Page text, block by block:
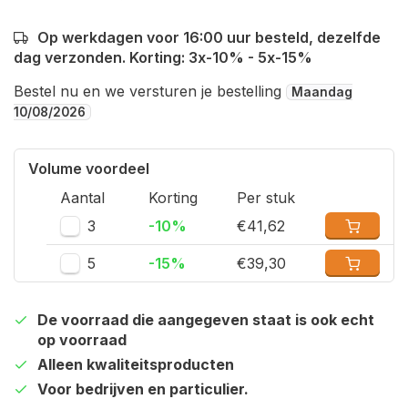
Op werkdagen voor 16:00 uur besteld, dezelfde
dag verzonden. Korting: 3x-10% - 5x-15%
Bestel nu en we versturen je bestelling
Maandag
10/08/2026
Volume voordeel
Aantal
Korting
Per stuk
3
-10% €41,62
5 -15% €39,30
De voorraad die aangegeven staat is ook echt
op voorraad
Alleen kwaliteitsproducten
Voor bedrijven en particulier.